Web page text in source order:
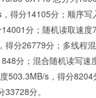
得分14105分；顺序写
分；随机读取速度
得分26779分；多线程
分；混合随机读写速
503.3MB/s，得分8204
分。